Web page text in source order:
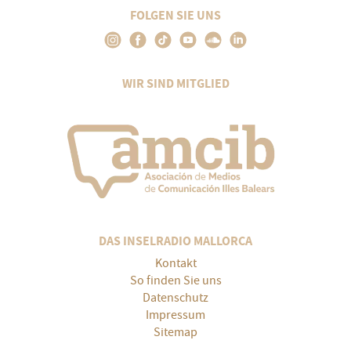
FOLGEN SIE UNS
WIR SIND MITGLIED
DAS INSELRADIO MALLORCA
Kontakt
So finden Sie uns
Datenschutz
Impressum
Sitemap